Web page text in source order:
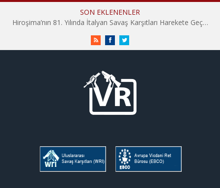
SON EKLENENLER
Hiroşima’nın 81. Yılında İtalyan Savaş Karşıtları Harekete Geçti: “Hatırlamak yeterli değil”
RSS FacebookTwitter